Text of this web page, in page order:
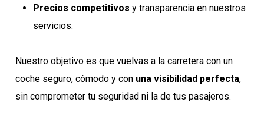
Precios competitivos y transparencia en nuestros
servicios.
Nuestro objetivo es que vuelvas a la carretera con un
coche seguro, cómodo y con una visibilidad perfecta,
sin comprometer tu seguridad ni la de tus pasajeros.